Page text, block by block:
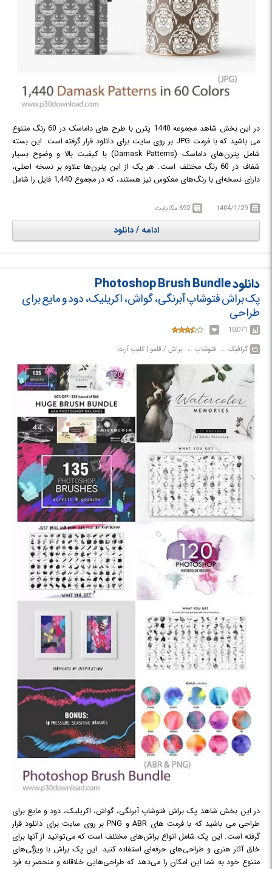
در این بخش شاهد مجموعه 1440 پترن با طرح های داماسک در 60 رنگ متنوع
می باشید که با فرمت JPG بر روی سایت برای دانلود قرار گرفته است. این بسته
شامل پترن‌های داماسک (Damask Patterns) با کیفیت بالا و وضوح بسیار
شفاف در 60 رنگ مختلف است. هر یک از این پترن‌ها علاوه بر نسخه اصلی،
دارای نسخه‌ای با رنگ‌های معکوس نیز هستند، که در مجموع 1,440 فایل را شامل
محصولات فیزیکی هستند.
1404/1/29 692 مگابایت
ادامه / دانلود
دانلود Photoshop Brush Bundle
پک براش فتوشاپ آبرنگی، گواش، اکریلیک، دود و مایع برای
طراحی
10,071
گرافیک‎ ← ‏ فتوشاپ‎ ← ‏ براش / قلمو | کلیپ آرت
در این بخش شاهد پک براش فتوشاپ آبرنگی، گواش، اکریلیک، دود و مایع برای
طراحی می باشید که با فرمت های ABR و PNG بر روی سایت برای دانلود قرار
گرفته است. این پک شامل انواع براش‌های مختلف است که می‌توانید از آنها برای
خلق آثار هنری و طراحی‌های حرفه‌ای استفاده کنید. این پک براش با ویژگی‌های
متنوع خود به شما این امکان را می‌دهد که طراحی‌هایی خلاقانه و منحصر به فرد